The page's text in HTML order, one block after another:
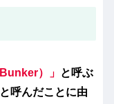
）」 と呼ぶ
呼んだことに由